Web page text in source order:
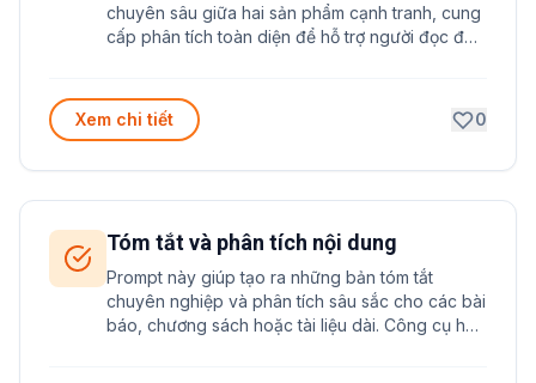
chuyên sâu giữa hai sản phẩm cạnh tranh, cung
cấp phân tích toàn diện để hỗ trợ người đọc đưa
Xem chi tiết
0
Tóm tắt và phân tích nội dung
Prompt này giúp tạo ra những bản tóm tắt
chuyên nghiệp và phân tích sâu sắc cho các bài
báo, chương sách hoặc tài liệu dài. Công cụ hữu